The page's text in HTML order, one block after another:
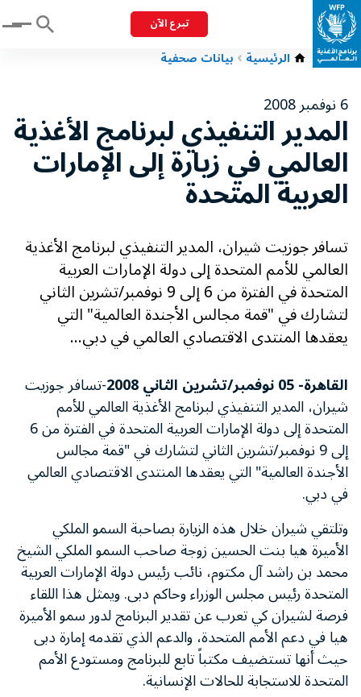
تبرع الآن Menu
الرئيسية بيانات صحفية
6 نوفمبر 2008
المدير التنفيذي لبرنامج الأغذية
العالمي في زيارة إلى الإمارات
العربية المتحدة
تسافر جوزيت شيران، المدير التنفيذي لبرنامج الأغذية
العالمي للأمم المتحدة إلى دولة الإمارات العربية
المتحدة في الفترة من 6 إلى 9 نوفمبر/تشرين الثاني
لتشارك في "قمة مجالس الأجندة العالمية" التي
يعقدها المنتدى الاقتصادي العالمي في دبي...
القاهرة- 05 نوفمبر/تشرين الثاني 2008 -تسافر جوزيت
شيران، المدير التنفيذي لبرنامج الأغذية العالمي للأمم
المتحدة إلى دولة الإمارات العربية المتحدة في الفترة من 6
إلى 9 نوفمبر/تشرين الثاني لتشارك في "قمة مجالس
الأجندة العالمية" التي يعقدها المنتدى الاقتصادي العالمي
في دبي.
وتلتقي شيران خلال هذه الزيارة بصاحبة السمو الملكي
الأميرة هيا بنت الحسين زوجة صاحب السمو الملكي الشيخ
محمد بن راشد آل مكتوم، نائب رئيس دولة الإمارات العربية
المتحدة رئيس مجلس الوزراء وحاكم دبى. ويمثل هذا اللقاء
فرصة لشيران كي تعرب عن تقدير البرنامج لدور سمو الأميرة
هيا في دعم الأمم المتحدة، والدعم الذي تقدمه إمارة دبى
حيث أنها تستضيف مكتباً تابع للبرنامج ومستودع الأمم
المتحدة للاستجابة للحالات الإنسانية.